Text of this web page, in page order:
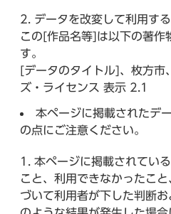
データを改変して利用す
この[作品名等]は以下の著作
す。
[データのタイトル]、枚方市
ズ・ライセンス 表示 2.1
本ページに掲載されたデ
の点にご注意ください。
本ページに掲載されてい
こと、利用できなかったこ
づいて利用者が下した判断